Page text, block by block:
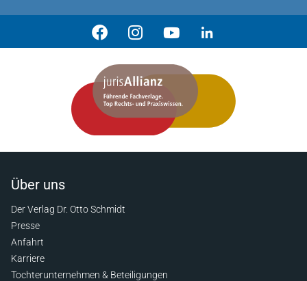
Über uns
Der Verlag Dr. Otto Schmidt
Presse
Anfahrt
Karriere
Tochterunternehmen & Beteiligungen